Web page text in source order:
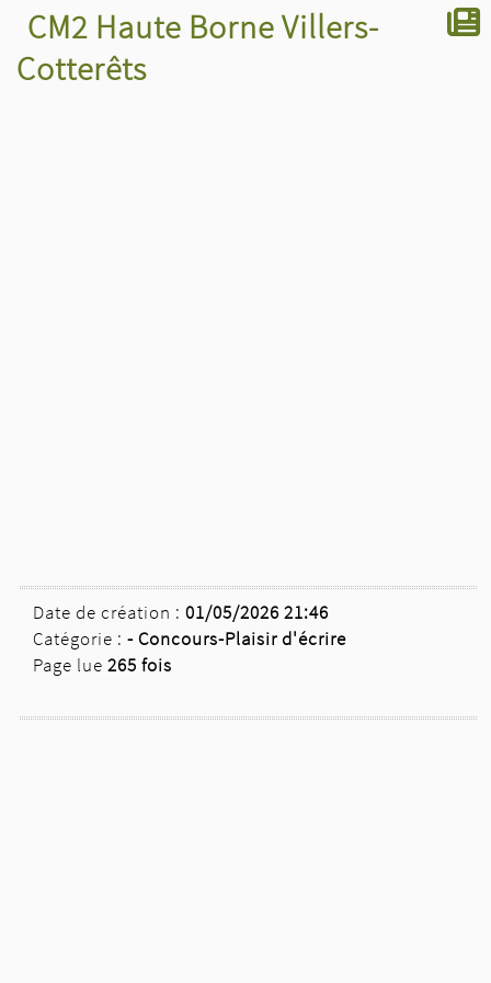
CM2 Haute Borne Villers-
Cotterêts
Date de création : 01/05/2026 21:46
Catégorie : -Concours-Plaisir d'écrire
Page lue 265 fois